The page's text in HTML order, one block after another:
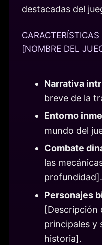
destacadas del
[NOMBRE DEL
Narrativa
breve de la
Entorno
mundo del
Combate
las
profundidad].
Personajes
[Descripción
principales y
historia].